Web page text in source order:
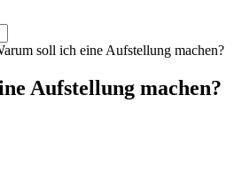
soll ich eine Aufstellung machen?
Aufstellung machen?